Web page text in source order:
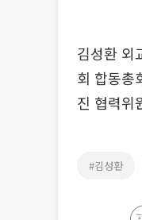
김성환 외
회 합동총
진 협력위
#김성환